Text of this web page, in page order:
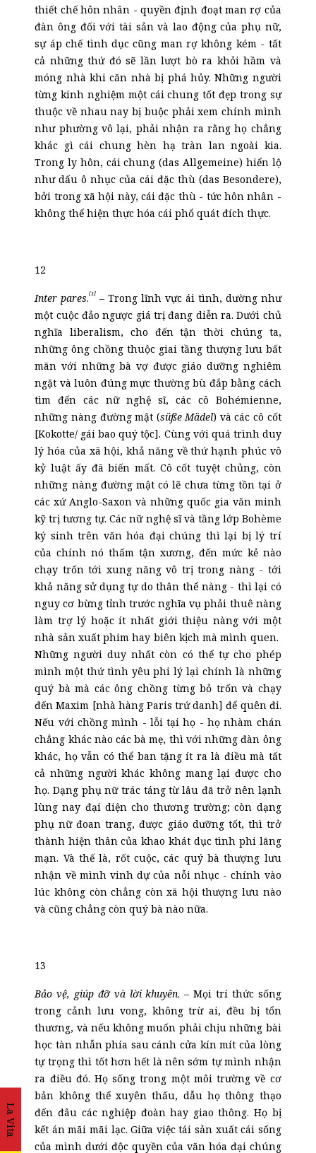
La Vita
thiết chế hôn nhân - quyền định đoạt man rợ của
đàn ông đối với tài sản và lao động của phụ nữ,
sự áp chế tình dục cũng man rợ không kém - tất
cả những thứ đó sẽ lần lượt bò ra khỏi hầm và
móng nhà khi căn nhà bị phá hủy. Những người
từng kinh nghiệm một cái chung tốt đẹp trong sự
thuộc về nhau nay bị buộc phải xem chính mình
như phường vô lại, phải nhận ra rằng họ chẳng
khác gì cái chung hèn hạ tràn lan ngoài kia.
Trong ly hôn, cái chung (das Allgemeine) hiển lộ
như dấu ô nhục của cái đặc thù (das Besondere),
bởi trong xã hội này, cái đặc thù - tức hôn nhân -
không thể hiện thực hóa cái phổ quát đích thực.
12
Inter pares.[1] – Trong lĩnh vực ái tình, dường như
một cuộc đảo ngược giá trị đang diễn ra. Dưới chủ
nghĩa liberalism, cho đến tận thời chúng ta,
những ông chồng thuộc giai tầng thượng lưu bất
mãn với những bà vợ được giáo dưỡng nghiêm
ngặt và luôn đúng mực thường bù đắp bằng cách
tìm đến các nữ nghệ sĩ, các cô Bohémienne,
những nàng đường mật (süße Mädel) và các cô cốt
[Kokotte/ gái bao quý tộc]. Cùng với quá trình duy
lý hóa của xã hội, khả năng về thứ hạnh phúc vô
kỷ luật ấy đã biến mất. Cô cốt tuyệt chủng, còn
những nàng đường mật có lẽ chưa từng tồn tại ở
các xứ Anglo-Saxon và những quốc gia văn minh
kỹ trị tương tự. Các nữ nghệ sĩ và tầng lớp Bohème
ký sinh trên văn hóa đại chúng thì lại bị lý trí
của chính nó thấm tận xương, đến mức kẻ nào
chạy trốn tới xung năng vô trị trong nàng - tới
khả năng sử dụng tự do thân thể nàng - thì lại có
nguy cơ bừng tỉnh trước nghĩa vụ phải thuê nàng
làm trợ lý hoặc ít nhất giới thiệu nàng với một
nhà sản xuất phim hay biên kịch mà mình quen.
Những người duy nhất còn có thể tự cho phép
mình một thứ tình yêu phi lý lại chính là những
quý bà mà các ông chồng từng bỏ trốn và chạy
đến Maxim [nhà hàng Paris trứ danh] để quên đi.
Nếu với chồng mình - lỗi tại họ - họ nhàm chán
chẳng khác nào các bà mẹ, thì với những đàn ông
khác, họ vẫn có thể ban tặng ít ra là điều mà tất
cả những người khác không mang lại được cho
họ. Dạng phụ nữ trác táng từ lâu đã trở nên lạnh
lùng nay đại diện cho thương trường; còn dạng
phụ nữ đoan trang, được giáo dưỡng tốt, thì trở
thành hiện thân của khao khát dục tình phi lãng
mạn. Và thế là, rốt cuộc, các quý bà thượng lưu
nhận về mình vinh dự của nỗi nhục - chính vào
lúc không còn chẳng còn xã hội thượng lưu nào
và cũng chẳng còn quý bà nào nữa.
13
Bảo vệ, giúp đỡ và lời khuyên. – Mọi trí thức sống
trong cảnh lưu vong, không trừ ai, đều bị tổn
thương, và nếu không muốn phải chịu những bài
học tàn nhẫn phía sau cánh cửa kín mít của lòng
tự trọng thì tốt hơn hết là nên sớm tự mình nhận
ra điều đó. Họ sống trong một môi trường về cơ
bản không thể xuyên thấu, dẫu họ thông thạo
đến đâu các nghiệp đoàn hay giao thông. Họ bị
kết án mãi mãi lạc. Giữa việc tái sản xuất cái sống
của mình dưới độc quyền của văn hóa đại chúng